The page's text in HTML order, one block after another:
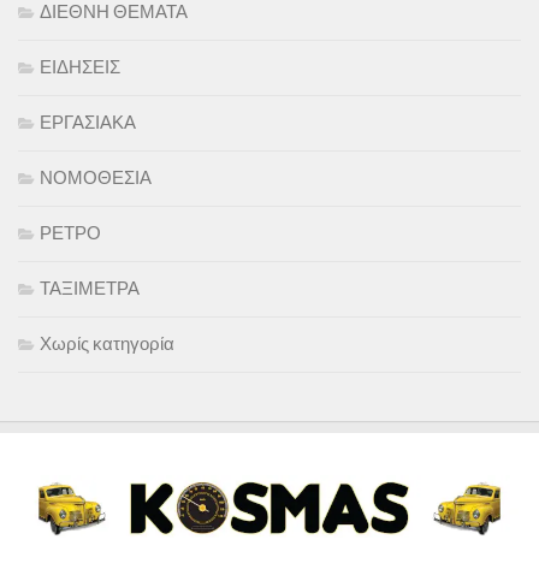
ΔΙΕΘΝΗ ΘΕΜΑΤΑ
ΕΙΔΗΣΕΙΣ
ΕΡΓΑΣΙΑΚΑ
ΝΟΜΟΘΕΣΙΑ
ΡΕΤΡΟ
ΤΑΞΙΜΕΤΡΑ
Χωρίς κατηγορία